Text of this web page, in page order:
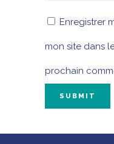
Enregistrer
mon site dans
prochain